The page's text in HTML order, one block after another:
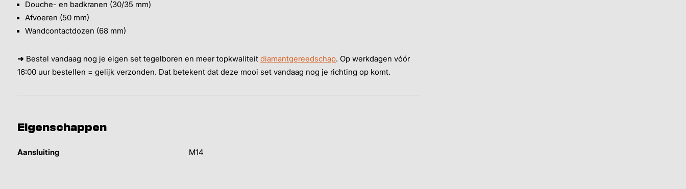
Douche- en badkranen (30/35 mm)
Afvoeren (50 mm)
Wandcontactdozen (68 mm)
➜ Bestel vandaag nog je eigen set tegelboren en meer topkwaliteit diamantgereedschap. Op werkdagen vóór
16:00 uur bestellen = gelijk verzonden. Dat betekent dat deze mooi set vandaag nog je richting op komt.
Eigenschappen
Aansluiting M14